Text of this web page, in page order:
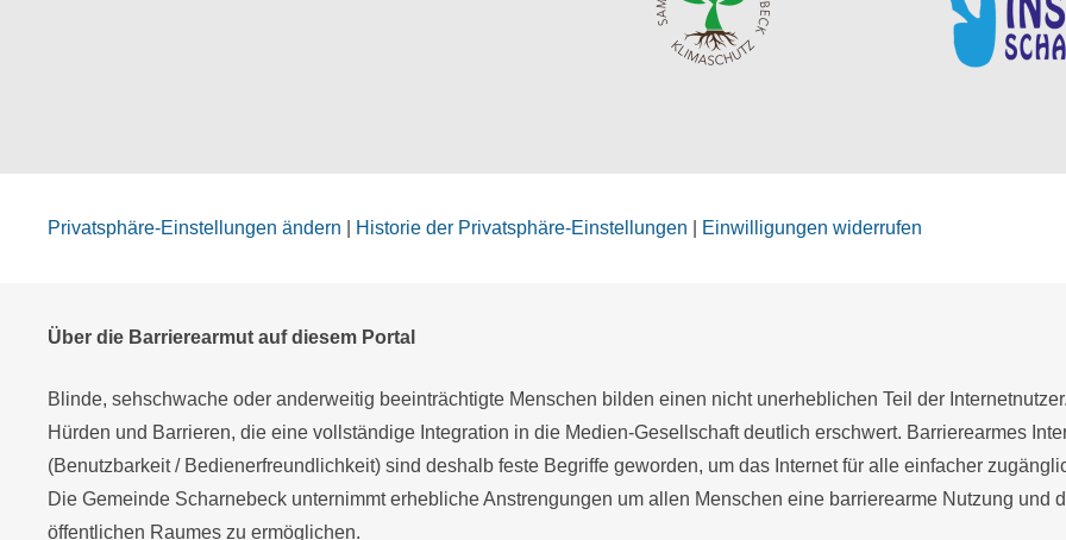
Privatsphäre-Einstellungen ändern Historie der Privatsphäre-Einstellungen Einwilligungen widerrufen
Über die Barrierearmut auf diesem Portal
Blinde, sehschwache oder anderweitig beeinträchtigte Menschen bilden einen nicht unerheblichen Teil der
Hürden und Barrieren, die eine vollständige Integration in die Medien-Gesellschaft deutlich erschwert. Barrierearmes
(Benutzbarkeit / Bedienerfreundlichkeit) sind deshalb feste Begriffe geworden, um das Internet für alle einfacher
Die Gemeinde Scharnebeck unternimmt erhebliche Anstrengungen um allen Menschen eine barrierearme Nutzung
öffentlichen Raumes zu ermöglichen.